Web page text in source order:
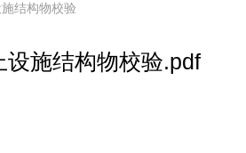
结构物校验
施结构物校验.pdf